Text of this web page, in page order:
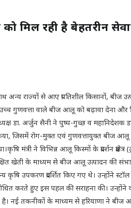
मिल रही है बेहतरीन
राज्यों से आए प्रगतिशील किसानों, बीज
गुणवत्ता वाले बीज आलू को बढ़ावा देना
डा. अर्जुन सैनी ने पुष्प-गुच्छ व महानिदेशक
जिसमें रोग-मुक्त एवं गुणवत्तायुक्त बीज आलू
मंत्री ने विभिन्न आलू किस्मों के प्रदर्शन
खेती के माध्यम से बीज आलू उत्पादन की
कृषि उपकरण प्रदर्शित किए गए थे। उन्होंने
करते हुए इस पहल की सराहना की।
तकनीकों के माध्यम से हरियाणा ने बीज